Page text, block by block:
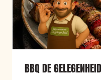
BBQ DE GELEGENHEID